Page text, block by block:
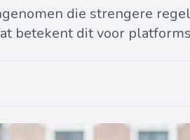
die strengere
betekent dit voor